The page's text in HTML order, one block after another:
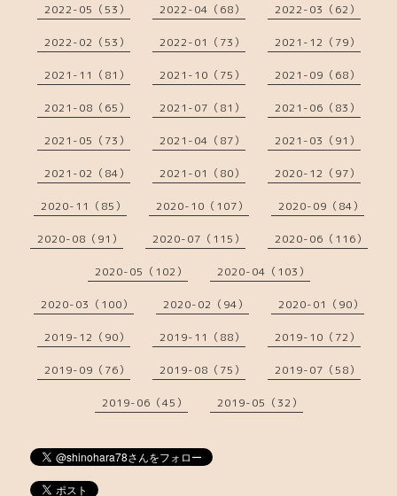
2022-05（53） 2022-04（68） 2022-03（62）
2022-02（53） 2022-01（73） 2021-12（79）
2021-11（81） 2021-10（75） 2021-09（68）
2021-08（65） 2021-07（81） 2021-06（83）
2021-05（73） 2021-04（87） 2021-03（91）
2021-02（84） 2021-01（80） 2020-12（97）
2020-11（85） 2020-10（107） 2020-09（84）
2020-08（91） 2020-07（115） 2020-06（116）
2020-05（102） 2020-04（103）
2020-03（100） 2020-02（94） 2020-01（90）
2019-12（90） 2019-11（88） 2019-10（72）
2019-09（76） 2019-08（75） 2019-07（58）
2019-06（45） 2019-05（32）